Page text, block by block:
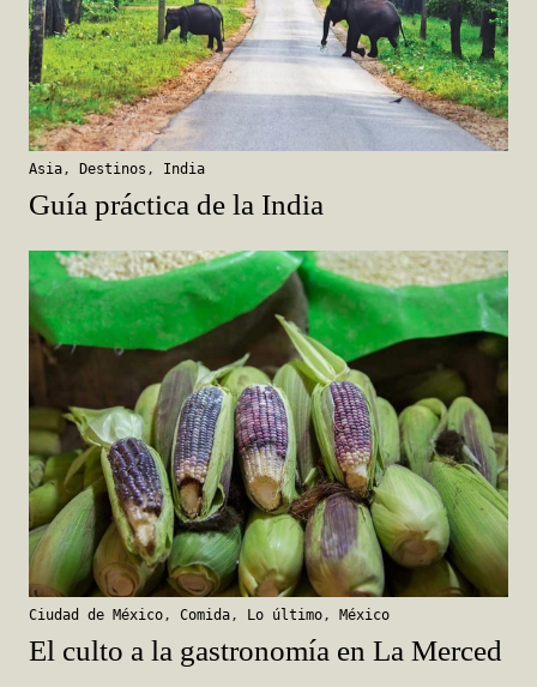
Asia, Destinos , India
Guía práctica de la India
Ciudad de México , Comida , Lo último , México
El culto a la gastronomía en La Merced